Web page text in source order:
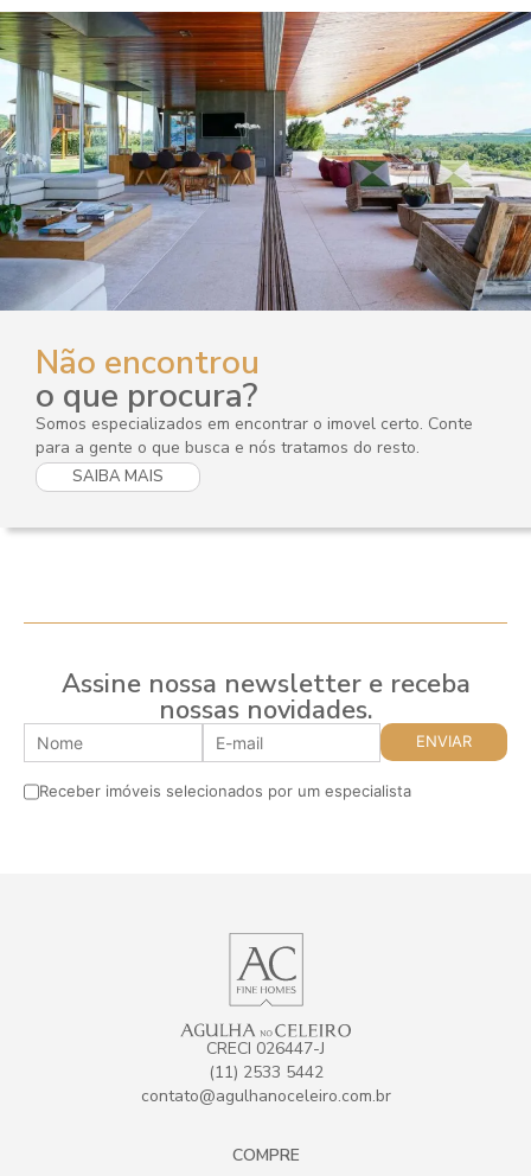
Não encontrou
o que procura?
Somos especializados em encontrar o imovel certo. Conte
para a gente o que busca e nós tratamos do resto.
SAIBA MAIS
Assine nossa newsletter e receba
nossas novidades.
Receber imóveis selecionados por um especialista
CRECI 026447-J
(11) 2533 5442
contato@agulhanoceleiro.com.br
COMPRE